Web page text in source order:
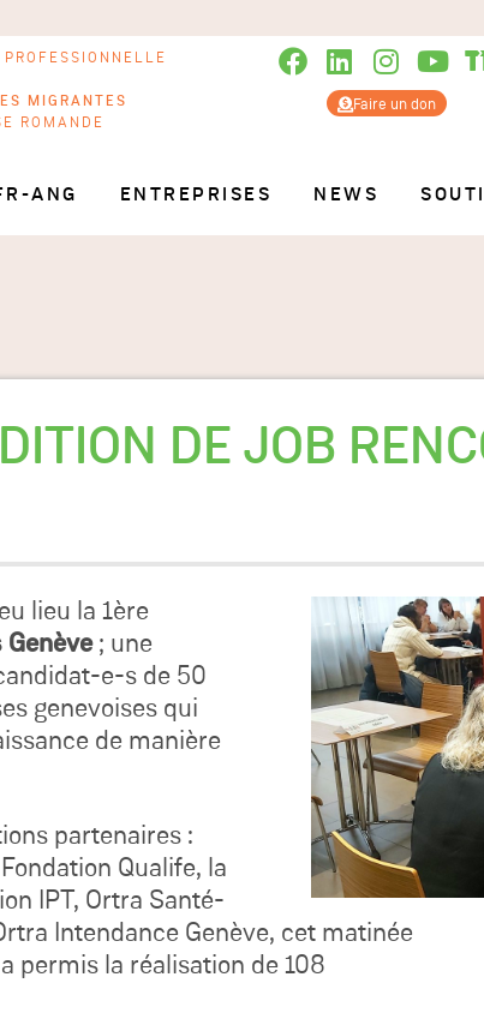
MIGRANTES
ROMANDE
Faire un don
ANG ENTREPRISES NEWS
DE JOB
lieu la 1ère
; une
e-s de 50
genevoises qui
de manière
partenaires :
Qualife, la
IPT, Ortra Santé-
Intendance Genève, cet matinée
permis la réalisation de 108